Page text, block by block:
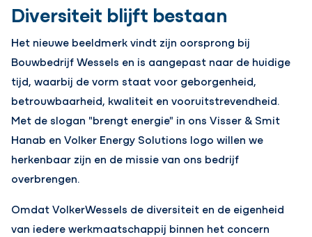
Diversiteit blijft bestaan
Het nieuwe beeldmerk vindt zijn oorsprong bij
Bouwbedrijf Wessels en is aangepast naar de huidige
tijd, waarbij de vorm staat voor geborgenheid,
betrouwbaarheid, kwaliteit en vooruitstrevendheid.
Met de slogan "brengt energie" in ons Visser & Smit
Hanab en Volker Energy Solutions logo willen we
herkenbaar zijn en de missie van ons bedrijf
overbrengen.
Omdat VolkerWessels de diversiteit en de eigenheid
van iedere werkmaatschappij binnen het concern